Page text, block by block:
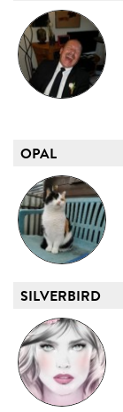
OPAL
SILVERBIRD